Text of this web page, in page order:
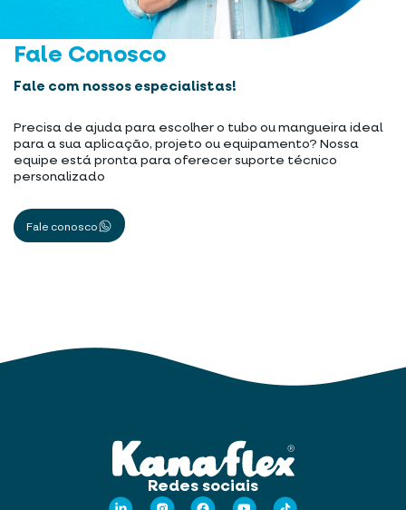
Fale Conosco
Fale com nossos especialistas!
Precisa de ajuda para escolher o tubo ou mangueira ideal
para a sua aplicação, projeto ou equipamento? Nossa
equipe está pronta para oferecer suporte técnico
personalizado
Fale conosco
Redes sociais